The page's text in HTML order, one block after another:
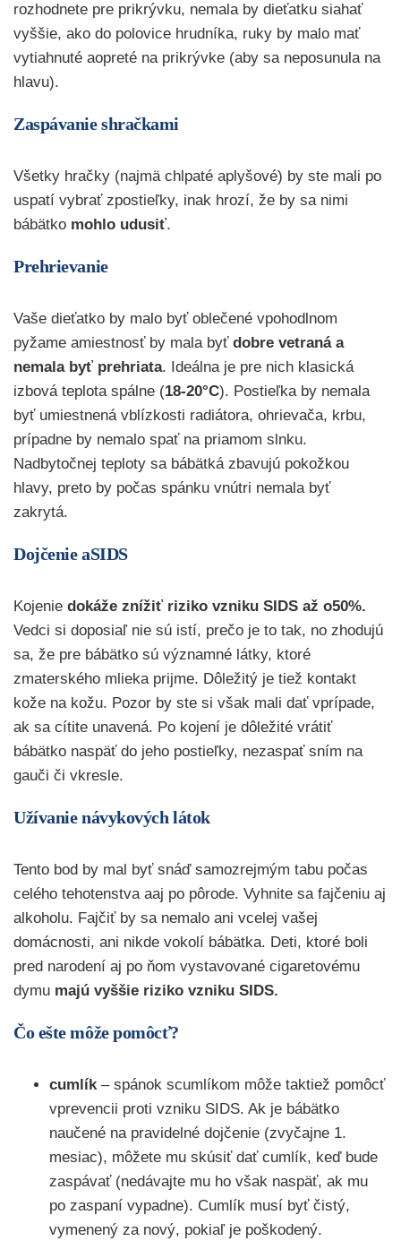
rozhodnete pre prikrývku, nemala by dieťatku siahať
vyššie, ako do polovice hrudníka, ruky by malo mať
vytiahnuté aopreté na prikrývke (aby sa neposunula na
hlavu).
Zaspávanie shračkami
Všetky hračky (najmä chlpaté aplyšové) by ste mali po
uspatí vybrať zpostieľky, inak hrozí, že by sa nimi
bábätko mohlo udusiť.
Prehrievanie
Vaše dieťatko by malo byť oblečené vpohodlnom
pyžame amiestnosť by mala byť dobre vetraná a
nemala byť prehriata. Ideálna je pre nich klasická
izbová teplota spálne (18-20°C). Postieľka by nemala
byť umiestnená vblízkosti radiátora, ohrievača, krbu,
prípadne by nemalo spať na priamom slnku.
Nadbytočnej teploty sa bábätká zbavujú pokožkou
hlavy, preto by počas spánku vnútri nemala byť
zakrytá.
Dojčenie aSIDS
Kojenie dokáže znížiť riziko vzniku SIDS až o50%.
Vedci si doposiaľ nie sú istí, prečo je to tak, no zhodujú
sa, že pre bábätko sú významné látky, ktoré
zmaterského mlieka prijme. Dôležitý je tiež kontakt
kože na kožu. Pozor by ste si však mali dať vprípade,
ak sa cítite unavená. Po kojení je dôležité vrátiť
bábätko naspäť do jeho postieľky, nezaspať sním na
gauči či vkresle.
Užívanie návykových látok
Tento bod by mal byť snáď samozrejmým tabu počas
celého tehotenstva aaj po pôrode. Vyhnite sa fajčeniu aj
alkoholu. Fajčiť by sa nemalo ani vcelej vašej
domácnosti, ani nikde vokolí bábätka. Deti, ktoré boli
pred narodení aj po ňom vystavované cigaretovému
dymu majú vyššie riziko vzniku SIDS.
Čo ešte môže pomôcť?
cumlík – spánok scumlíkom môže taktiež pomôcť
vprevencii proti vzniku SIDS. Ak je bábätko
naučené na pravidelné dojčenie (zvyčajne 1.
mesiac), môžete mu skúsiť dať cumlík, keď bude
zaspávať (nedávajte mu ho však naspäť, ak mu
po zaspaní vypadne). Cumlík musí byť čistý,
vymenený za nový, pokiaľ je poškodený.